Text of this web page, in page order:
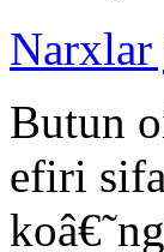
Butun
efiri